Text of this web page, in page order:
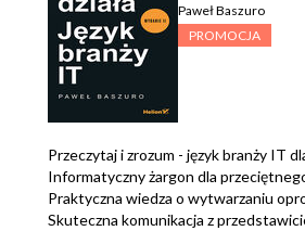
Paweł Baszuro
PROMOCJA
Przeczytaj i zrozum - język branży IT
Informatyczny żargon dla
Praktyczna wiedza o wytwarzaniu
Skuteczna komunikacja z